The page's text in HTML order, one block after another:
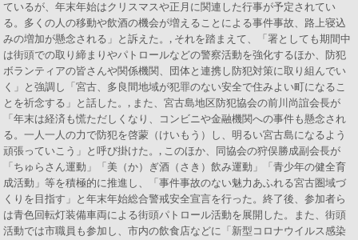
ているが、年末年始はクリスマスや正月に関連した行事が予定されてい
る。多くの人の移動や飲酒の機会が増えることによる事件事故、路上寝込
みの増加が懸念される」と訴えた。, それを踏まえて、「署としても期間中
は街頭での取り締まりやパトロールなどの警察活動を強化するほか、防犯
ボランティアの皆さんや関係機関、団体と連携し防犯対策に取り組んでい
く」と強調し「宮古、多良間地域が犯罪のない安全で住みよい町になるこ
とを祈念する」と話した。, また、宮古島地区防犯協会の前川尚誼会長が
「年末は経済も慌ただしくなり、コンビニや金融機関への事件も懸念され
る。一人一人の力で防犯を啓蒙（けいもう）し、明るい宮古島になるよう
頑張っていこう」と呼び掛けた。, このほか、同協会の狩俣勝成副会長が
「ちゅらさん運動」「美（か）ぎ酒（さき）飲み運動」「青少年の健全育
成活動」等を積極的に推進し、「事件事故のない魅力あふれる宮古圏域づ
くりを目指す」と年末年始総合警戒安全宣言を行った。終了後、参加者ら
は青色回転灯装備車両による街頭パトロール活動を展開した。また、街頭
活動では市職員も参加し、市内の飲食店などに「新型コロナウイルス感染